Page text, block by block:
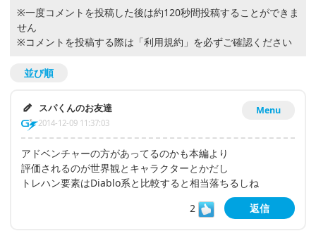
※一度コメントを投稿した後は約120秒間投稿することができま
せん
※コメントを投稿する際は 「利用規約」 を必ずご確認ください
並び順
Menu
スパくんのお友達
2014-12-09 11:37:03
アドベンチャーの方があってるのかも本編より
評価されるのが世界観とキャラクターとかだし
トレハン要素はDiablo系と比較すると相当落ちるしね
2
返信